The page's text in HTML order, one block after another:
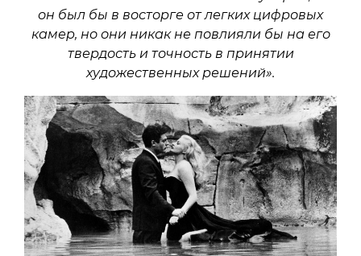
он был бы в восторге от легких цифровых
камер, но они никак не повлияли бы на его
твердость и точность в принятии
художественных решений».